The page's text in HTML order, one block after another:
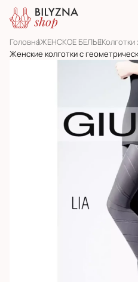
ГоловнаЖЕНСКОЕ БЕЛЬЕ
Женские колготки с